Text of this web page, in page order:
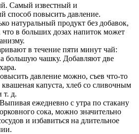
Самый известный и
способ повысить давление.
натуральный продукт без добавок,
что в больших дозах напиток может
в течение пяти минут чай:
большую чашку. Добавляют две
давление можно, съев что-то
квашеная капуста, хлеб со сливочным
т. д.
ежедневно с утра по стакану
сока, можно значительно
и избавиться на длительное